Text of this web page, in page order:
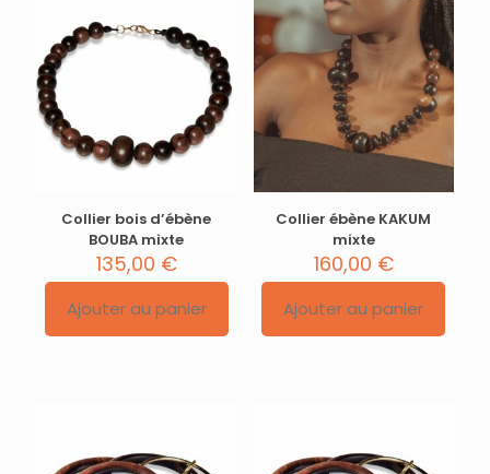
Collier bois d’ébène
BOUBA mixte
135,00 €
Ajouter au panier
Collier ébène KAKUM
mixte
160,00 €
Ajouter au panier